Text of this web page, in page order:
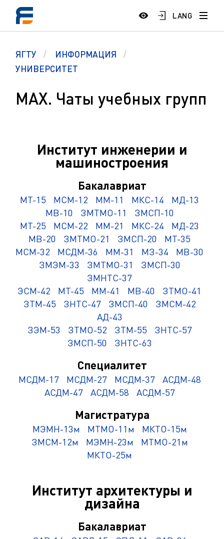
LANG
ЯГТУ
ИНФОРМАЦИЯ
УНИВЕРСИТЕТ
МАХ. Чаты учебных групп
Институт инженерии и
машиностроения
Бакалавриат
МТ-15 МСМ-12 ММ-11 МКС-14
МД-13
МВ-10
ЗМТМО-11
ЗМСП-10
МТ-25
МСМ-22 ММ-21 МКС-24
МД-23
МВ-20
ЗМТМО-21 ЗМСП-20
МТ-35
МСМ-32
МСДМ-36 ММ-31 МЗ-34
МВ-30
ЗМЭМ-33
ЗМТМО-31
ЗМСП-30
ЗМНТС-37
ЭСМ-42
МТ-45 ММ-41 МВ-40
ЗТМО-41
ЗТМ-45
ЗНТС-47 ЗМСП-40
ЗМСМ-42
АД-43
ЗЭМ-53
ЗТМО-52 ЗТМ-55
ЗНТС-57
ЗМСП-50
ЗНТС-63
Специалитет
МСДМ-17 МСДМ-27 МСДМ-37
АСДМ-48
АСДМ-47
АСДМ-58 АСДМ-57
Магистратура
МЭМН-13м МТМО-11м
МКТО-15м
ЗМСМ-12м
МЭМН-23м
МТМО-21м
МКТО-25м
Институт архитектуры и
дизайна
Бакалавриат